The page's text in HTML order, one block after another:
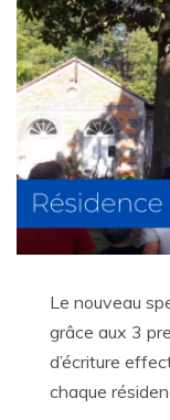
Le nouveau
grâce aux 3
d’écriture
chaque